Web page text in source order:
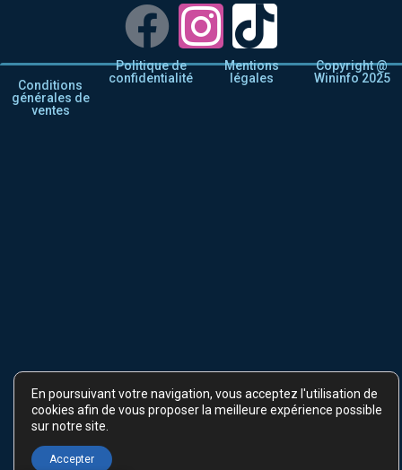
Conditions
générales de
ventes
Politique de
confidentialité
Mentions
légales
Copyright @
Wininfo 2025
En poursuivant votre navigation, vous acceptez l'utilisation de
cookies afin de vous proposer la meilleure expérience possible
sur notre site.
Accepter